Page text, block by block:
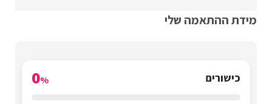
מידת ההתאמה שלי
כישורים 0%